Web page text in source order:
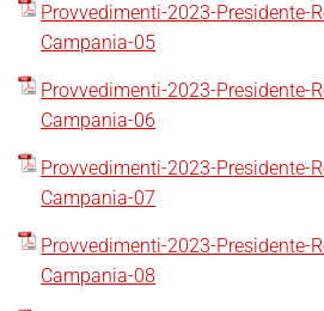
Provvedimenti-2023-Presidente-
Campania-05
Provvedimenti-2023-Presidente-
Campania-06
Provvedimenti-2023-Presidente-
Campania-07
Provvedimenti-2023-Presidente-
Campania-08